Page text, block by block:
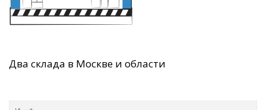
Два склада в Москве и области